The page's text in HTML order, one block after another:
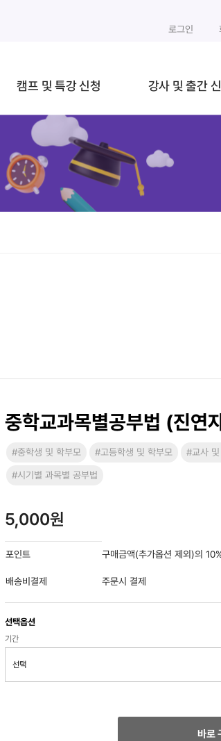
로그인
캠프 및 특강 신청 강사 및 출간
중학교과목별공부법 (진연
#중학생 및 학부모 #고등학생 및 학부모 #교사
#시기별 과목별 공부법
5,000원
포인트 구매금액(추가옵션 제외)의
배송비결제 주문시 결제
선택옵션
기간
바로